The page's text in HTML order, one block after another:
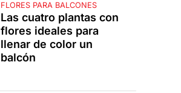
FLORES PARA BALCONES
Las cuatro plantas con
flores ideales para
llenar de color un
balcón